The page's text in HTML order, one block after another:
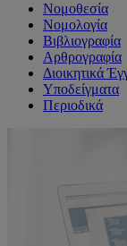
Νομοθεσία
Νομολογία
Βιβλιογραφία
Αρθρογραφία
Διοικητικά
Υποδείγματα
Περιοδικά